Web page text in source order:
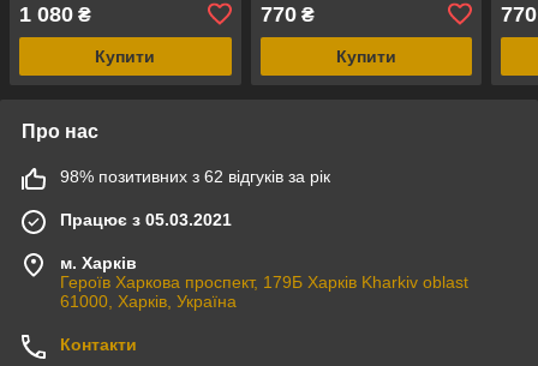
1 080 ₴
Купити
770₴
Купити
770
Про нас
98% позитивних з 62 відгуків за рік
Працює з 05.03.2021
м. Харків
Героїв Харкова проспект, 179Б Харків Kharkiv oblast
61000, Харків, Україна
Контакти